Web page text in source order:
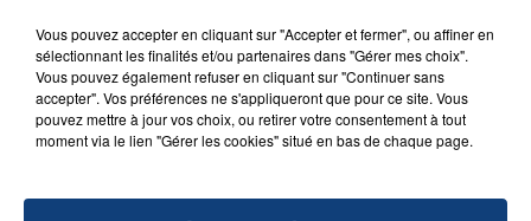
UNE ADOLESCENTE DEVANT SE FAIRE
OPÉRER DE LA CHEVILLE RESSORT DE LA...
La famille a porté plainte contre la clinique qui a
reconnu sa responsabilité et présenté ses
excuses.
Vous pouvez accepter en cliquant sur "Accepter et fermer", ou affiner en
sélectionnant les finalités et/ou partenaires dans "Gérer mes choix".
Vous pouvez également refuser en cliquant sur "Continuer sans
accepter". Vos préférences ne s'appliqueront que pour ce site. Vous
pouvez mettre à jour vos choix, ou retirer votre consentement à tout
moment via le lien "Gérer les cookies" situé en bas de chaque page.